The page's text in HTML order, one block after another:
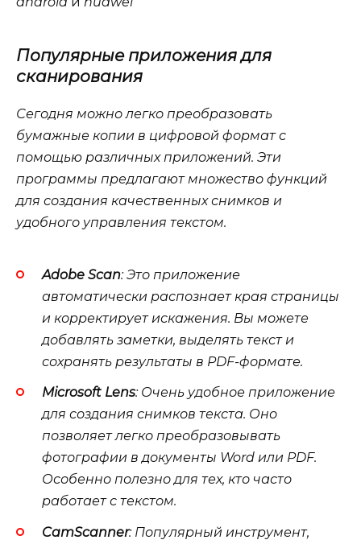
Популярные приложения для
сканирования
Сегодня можно легко преобразовать
бумажные копии в цифровой формат с
помощью различных приложений. Эти
программы предлагают множество функций
для создания качественных снимков и
удобного управления текстом.
Adobe Scan: Это приложение
автоматически распознает края страницы
и корректирует искажения. Вы можете
добавлять заметки, выделять текст и
сохранять результаты в PDF-формате.
Microsoft Lens: Очень удобное приложение
для создания снимков текста. Оно
позволяет легко преобразовывать
фотографии в документы Word или PDF.
Особенно полезно для тех, кто часто
работает с текстом.
CamScanner: Популярный инструмент,